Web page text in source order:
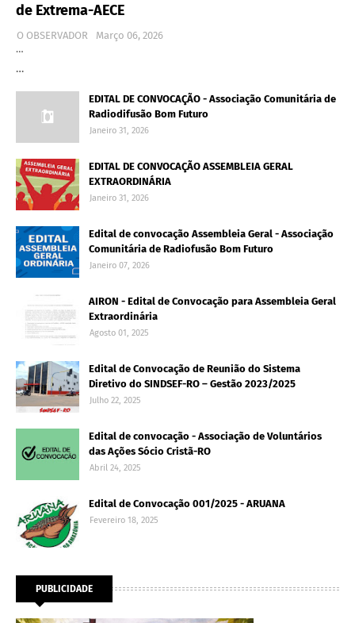
de Extrema-AECE
O OBSERVADOR
Março 06, 2026
…
…
EDITAL DE CONVOCAÇÃO - Associação Comunitária de
Radiodifusão Bom Futuro
Janeiro 31, 2026
EDITAL DE CONVOCAÇÃO ASSEMBLEIA GERAL
EXTRAORDINÁRIA
Janeiro 31, 2026
Edital de convocação Assembleia Geral - Associação
Comunitária de Radiofusão Bom Futuro
Janeiro 07, 2026
AIRON - Edital de Convocação para Assembleia Geral
Extraordinária
Agosto 01, 2025
Edital de Convocação de Reunião do Sistema
Diretivo do SINDSEF-RO – Gestão 2023/2025
Julho 22, 2025
Edital de convocação - Associação de Voluntários
das Ações Sócio Cristã-RO
Abril 24, 2025
Edital de Convocação 001/2025 - ARUANA
Fevereiro 18, 2025
PUBLICIDADE